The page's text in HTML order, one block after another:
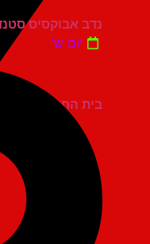
בית החייל תל אביב
נדב אבוקסיס סטנדאפ
יום ש'